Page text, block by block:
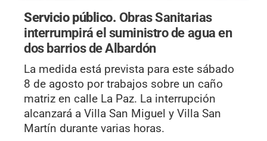
Servicio público. Obras Sanitarias
interrumpirá el suministro de agua en
dos barrios de Albardón
La medida está prevista para este sábado
8 de agosto por trabajos sobre un caño
matriz en calle La Paz. La interrupción
alcanzará a Villa San Miguel y Villa San
Martín durante varias horas.